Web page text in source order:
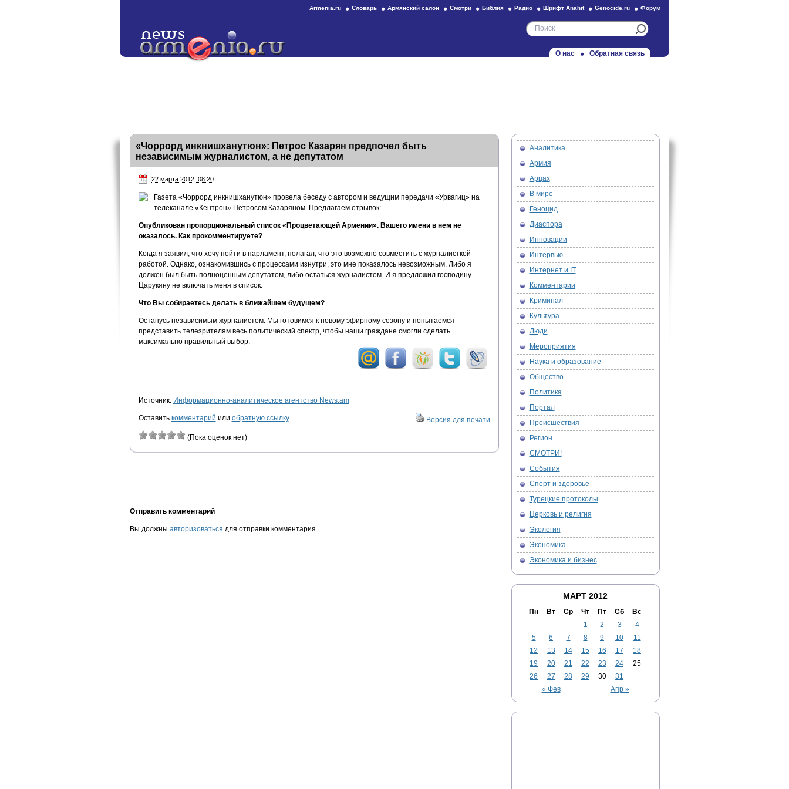
Armenia.ru Словарь Армянский салон Смотри Библия Радио Шрифт Anahit Genocide.ru Форум
О нас Обратная связь
«Чоррорд инкнишханутюн»: Петрос Казарян предпочел быть
независимым журналистом, а не депутатом
22 марта 2012, 08:20
Газета «Чоррорд инкнишханутюн» провела беседу с автором и ведущим передачи «Урвагиц» на
телеканале «Кентрон» Петросом Казаряном. Предлагаем отрывок:
Опубликован пропорциональный список «Процветающей Армении». Вашего имени в нем не
оказалось. Как прокомментируете?
Когда я заявил, что хочу пойти в парламент, полагал, что это возможно совместить с журналисткой
работой. Однако, ознакомившись с процессами изнутри, это мне показалось невозможным. Либо я
должен был быть полноценным депутатом, либо остаться журналистом. И я предложил господину
Царукяну не включать меня в список.
Что Вы собираетесь делать в ближайшем будущем?
Останусь независимым журналистом. Мы готовимся к новому эфирному сезону и попытаемся
представить телезрителям весь политический спектр, чтобы наши граждане смогли сделать
максимально правильный выбор.
Источник: Информационно-аналитическое агентство News.am
Оставить комментарий или обратную ссылку. Версия для печати
(Пока оценок нет)
Отправить комментарий
Вы должны авторизоваться для отправки комментария.
Аналитика
Армия
Арцах
В мире
Геноцид
Диаспора
Инновации
Интервью
Интернет и IT
Комментарии
Криминал
Культура
Люди
Мероприятия
Наука и образование
Общество
Политика
Портал
Происшествия
Регион
СМОТРИ!
События
Спорт и здоровье
Турецкие протоколы
Церковь и религия
Экология
Экономика
Экономика и бизнес
МАРТ 2012
Пн Вт Ср Чт Пт Сб Вс
« Фев Апр »
1 2 3
4
5
6 7 8 9 10
11
12
13 14 15 16 17
18
19
20 21 22 23 24
25
26
27 28 29 30 31